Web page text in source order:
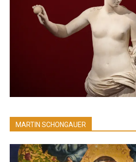
MARTIN SCHONGAUER